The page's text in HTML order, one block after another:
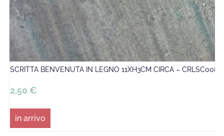
SCRITTA BENVENUTA IN LEGNO 11XH3CM CIRCA – CRLSC008
2,50 €
in arrivo